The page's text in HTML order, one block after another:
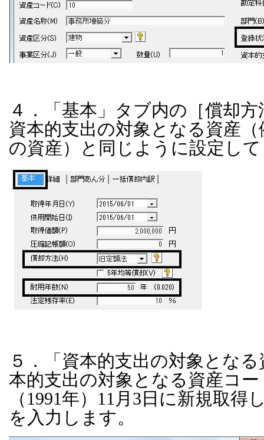
４．「基本」タブ内の［償却
資本的支出の対象となる資産
の資産）と同じように設定し
５．「資本的支出の対象とな
本的支出の対象となる資産コ
（1991年）11月3日に新規取
を入力します。